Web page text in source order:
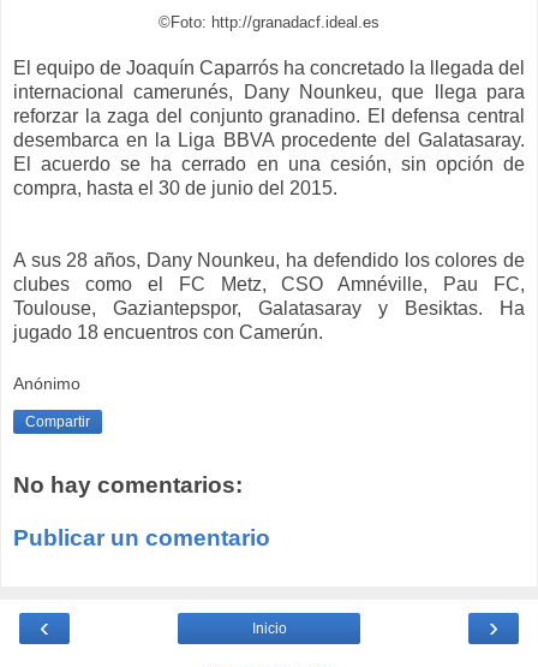
©Foto: http://granadacf.ideal.es
El equipo de Joaquín Caparrós ha concretado la llegada del
internacional camerunés, Dany Nounkeu, que llega para
reforzar la zaga del conjunto granadino. El defensa central
desembarca en la Liga BBVA procedente del Galatasaray.
El acuerdo se ha cerrado en una cesión, sin opción de
compra, hasta el 30 de junio del 2015.
A sus 28 años, Dany Nounkeu, ha defendido los colores de
clubes como el FC Metz, CSO Amnéville, Pau FC,
Toulouse, Gaziantepspor, Galatasaray y Besiktas. Ha
jugado 18 encuentros con Camerún.
Anónimo
Compartir
No hay comentarios:
Publicar un comentario
‹ ›
Inicio